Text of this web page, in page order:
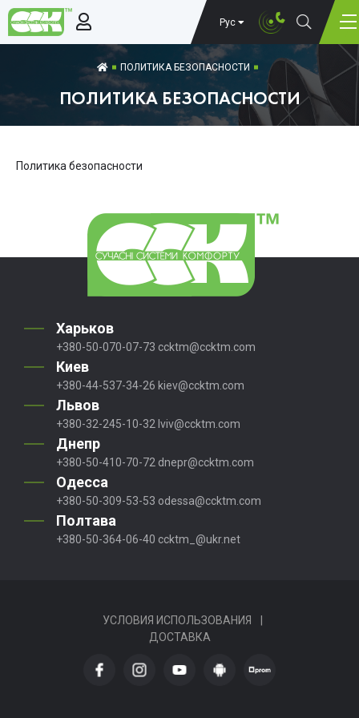
Рус
ПОЛИТИКА БЕЗОПАСНОСТИ
ПОЛИТИКА БЕЗОПАСНОСТИ
Политика безопасности
Харьков
+380-50-070-07-73 ccktm@ccktm.com
Киев
+380-44-537-34-26 kiev@ccktm.com
Львов
+380-32-245-10-32 lviv@ccktm.com
Днепр
+380-50-410-70-72 dnepr@ccktm.com
Одесса
+380-50-309-53-53 odessa@ccktm.com
Полтава
+380-50-364-06-40 ccktm_@ukr.net
УСЛОВИЯ ИСПОЛЬЗОВАНИЯ
ДОСТАВКА